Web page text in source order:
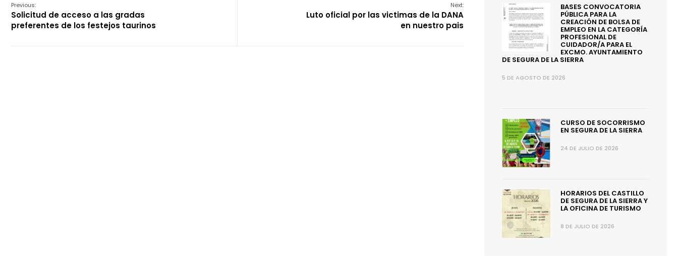
Previous:
Solicitud de acceso a las gradas
preferentes de los festejos taurinos
Next:
Luto oficial por las victimas de la DANA
en nuestro pais
BASES CONVOCATORIA
PÚBLICA PARA LA
CREACIÓN DE BOLSA DE
EMPLEO EN LA CATEGORÍA
PROFESIONAL DE
CUIDADOR/A PARA EL
EXCMO. AYUNTAMIENTO
DE SEGURA DE LA SIERRA
5 DE AGOSTO DE 2026
CURSO DE SOCORRISMO
EN SEGURA DE LA SIERRA
24 DE JULIO DE 2026
HORARIOS DEL CASTILLO
DE SEGURA DE LA SIERRA Y
LA OFICINA DE TURISMO
8 DE JULIO DE 2026